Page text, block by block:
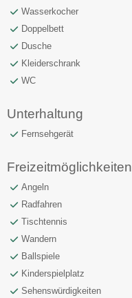
Wasserkocher
Doppelbett
Dusche
Kleiderschrank
WC
Unterhaltung
Fernsehgerät
Freizeitmöglichkeiten
Angeln
Radfahren
Tischtennis
Wandern
Ballspiele
Kinderspielplatz
Sehenswürdigkeiten